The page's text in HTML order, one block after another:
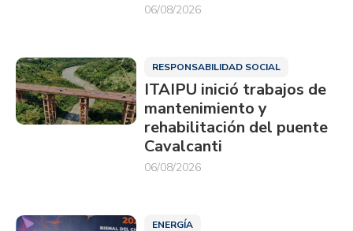
06/08/2026
RESPONSABILIDAD SOCIAL
ITAIPU inició trabajos de
mantenimiento y
rehabilitación del puente
Cavalcanti
06/08/2026
ENERGÍA